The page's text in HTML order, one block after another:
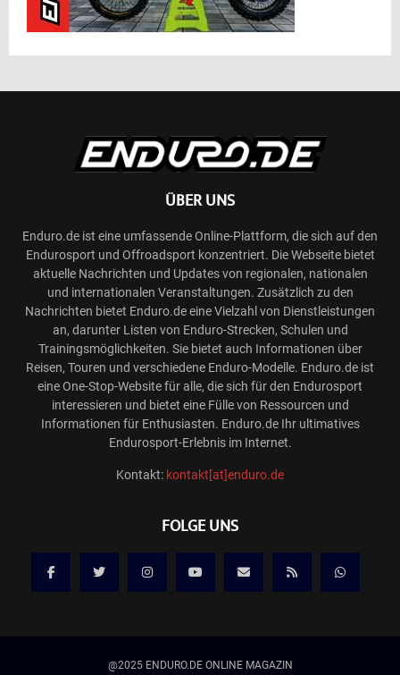
ÜBER UNS
Enduro.de ist eine umfassende Online-Plattform, die sich auf den
Endurosport und Offroadsport konzentriert. Die Webseite bietet
aktuelle Nachrichten und Updates von regionalen, nationalen
und internationalen Veranstaltungen. Zusätzlich zu den
Nachrichten bietet Enduro.de eine Vielzahl von Dienstleistungen
an, darunter Listen von Enduro-Strecken, Schulen und
Trainingsmöglichkeiten. Sie bietet auch Informationen über
Reisen, Touren und verschiedene Enduro-Modelle. Enduro.de ist
eine One-Stop-Website für alle, die sich für den Endurosport
interessieren und bietet eine Fülle von Ressourcen und
Informationen für Enthusiasten. Enduro.de Ihr ultimatives
Endurosport-Erlebnis im Internet.
Kontakt: kontakt[at]enduro.de
FOLGE UNS
@2025 ENDURO.DE ONLINE MAGAZIN